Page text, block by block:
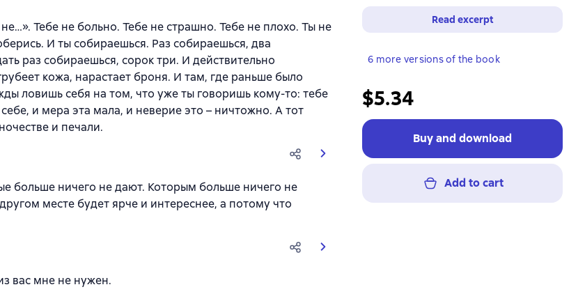
Тебе не больно. Тебе не страшно. Тебе не плохо. Ты не
И ты собираешься. Раз собираешься, два
раз собираешься, сорок три. И действительно
кожа, нарастает броня. И там, где раньше было
ловишь себя на том, что уже ты говоришь кому-то: тебе
и мера эта мала, и неверие это – ничтожно. А тот
и печали.
больше ничего не дают. Которым больше ничего не
месте будет ярче и интереснее, а потому что
вас мне не нужен.
Read excerpt
6 more versions of the book
$5.34
Buy and download
Add to cart